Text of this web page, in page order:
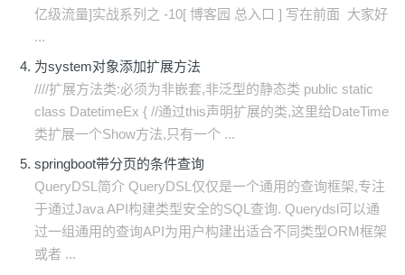
亿级流量]实战系列之 -10[ 博客园 总入口 ] 写在前面 ​ 大家好
...
为system对象添加扩展方法
////扩展方法类:必须为非嵌套,非泛型的静态类 public static
class DatetimeEx { //通过this声明扩展的类,这里给DateTime
类扩展一个Show方法,只有一个 ...
springboot带分页的条件查询
QueryDSL简介 QueryDSL仅仅是一个通用的查询框架,专注
于通过Java API构建类型安全的SQL查询. Querydsl可以通
过一组通用的查询API为用户构建出适合不同类型ORM框架
或者 ...